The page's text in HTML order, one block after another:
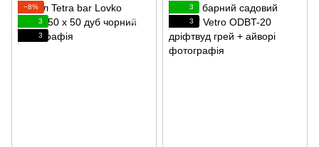
−8%
3
3
3
3